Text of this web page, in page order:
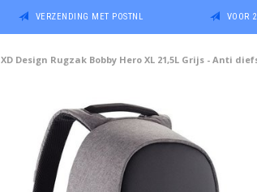
VERZENDING MET POSTNL VOOR
XD Design Rugzak Bobby Hero XL 21,5L Grijs - Anti